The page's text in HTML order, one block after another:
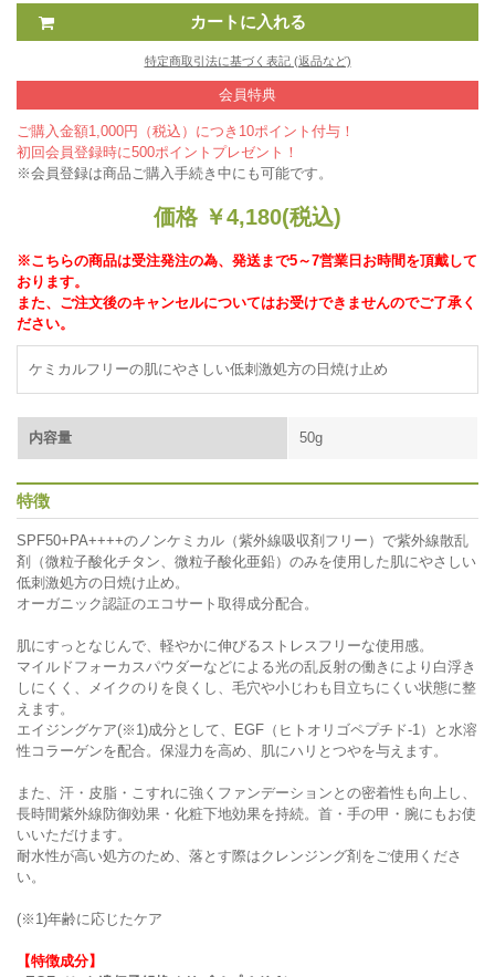
特定商取引法に基づく表記 (返品など)
会員特典
ご購入金額1,000円（税込）につき10ポイント付与！
初回会員登録時に500ポイントプレゼント！
※会員登録は商品ご購入手続き中にも可能です。
価格 ￥4,180(税込)
※こちらの商品は受注発注の為、発送まで5～7営業日お時間を頂戴して
おります。
また、ご注文後のキャンセルについてはお受けできませんのでご了承く
ださい。
ケミカルフリーの肌にやさしい低刺激処方の日焼け止め
内容量 50g
特徴
SPF50+PA++++のノンケミカル（紫外線吸収剤フリー）で紫外線散乱
剤（微粒子酸化チタン、微粒子酸化亜鉛）のみを使用した肌にやさしい
低刺激処方の日焼け止め。
オーガニック認証のエコサート取得成分配合。
肌にすっとなじんで、軽やかに伸びるストレスフリーな使用感。
マイルドフォーカスパウダーなどによる光の乱反射の働きにより白浮き
しにくく、メイクのりを良くし、毛穴や小じわも目立ちにくい状態に整
えます。
エイジングケア(※1)成分として、EGF（ヒトオリゴペプチド-1）と水溶
性コラーゲンを配合。保湿力を高め、肌にハリとつやを与えます。
また、汗・皮脂・こすれに強くファンデーションとの密着性も向上し、
長時間紫外線防御効果・化粧下地効果を持続。首・手の甲・腕にもお使
いいただけます。
耐水性が高い処方のため、落とす際はクレンジング剤をご使用くださ
い。
(※1)年齢に応じたケア
【特徴成分】